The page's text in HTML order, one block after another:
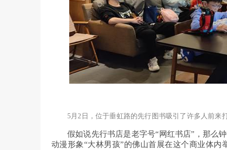
5月2日，位于垂虹路的先行图书吸引了许多人前来
假如说先行书店是老字号“网红书店”，那么
动漫形象“大林男孩”的佛山首展在这个商业体